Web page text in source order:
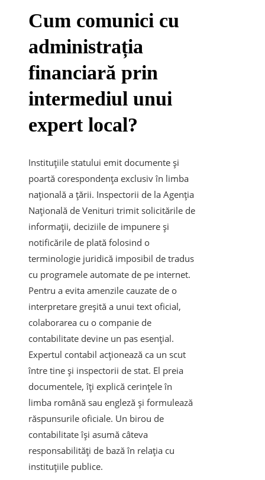
​Cum comunici cu
administrația
financiară prin
intermediul unui
expert local?
Instituțiile statului emit documente și
poartă corespondența exclusiv în limba
națională a țării. Inspectorii de la Agenția
Națională de Venituri trimit solicitările de
informații, deciziile de impunere și
notificările de plată folosind o
terminologie juridică imposibil de tradus
cu programele automate de pe internet.
Pentru a evita amenzile cauzate de o
interpretare greșită a unui text oficial,
colaborarea cu o companie de
contabilitate devine un pas esențial.
Expertul contabil acționează ca un scut
între tine și inspectorii de stat. El preia
documentele, îți explică cerințele în
limba română sau engleză și formulează
răspunsurile oficiale. Un birou de
contabilitate își asumă câteva
responsabilități de bază în relația cu
instituțiile publice.